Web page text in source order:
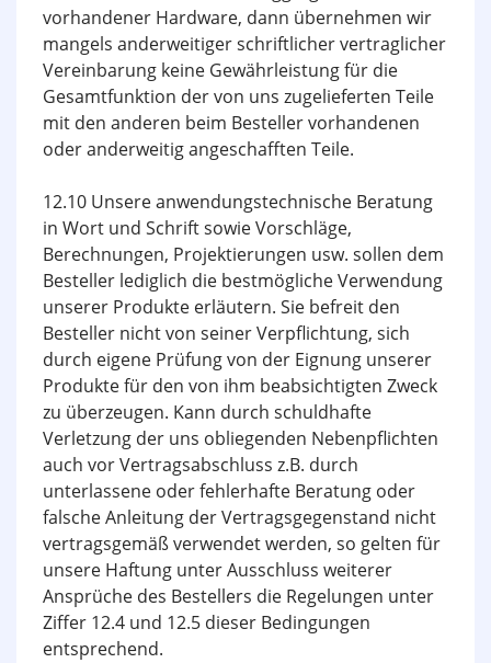
vorhandener Hardware, dann übernehmen wir
mangels anderweitiger schriftlicher vertraglicher
Vereinbarung keine Gewährleistung für die
Gesamtfunktion der von uns zugelieferten Teile
mit den anderen beim Besteller vorhandenen
oder anderweitig angeschafften Teile.
12.10 Unsere anwendungstechnische Beratung
in Wort und Schrift sowie Vorschläge,
Berechnungen, Projektierungen usw. sollen dem
Besteller lediglich die bestmögliche Verwendung
unserer Produkte erläutern. Sie befreit den
Besteller nicht von seiner Verpflichtung, sich
durch eigene Prüfung von der Eignung unserer
Produkte für den von ihm beabsichtigten Zweck
zu überzeugen. Kann durch schuldhafte
Verletzung der uns obliegenden Nebenpflichten
auch vor Vertragsabschluss z.B. durch
unterlassene oder fehlerhafte Beratung oder
falsche Anleitung der Vertragsgegenstand nicht
vertragsgemäß verwendet werden, so gelten für
unsere Haftung unter Ausschluss weiterer
Ansprüche des Bestellers die Regelungen unter
Ziffer 12.4 und 12.5 dieser Bedingungen
entsprechend.